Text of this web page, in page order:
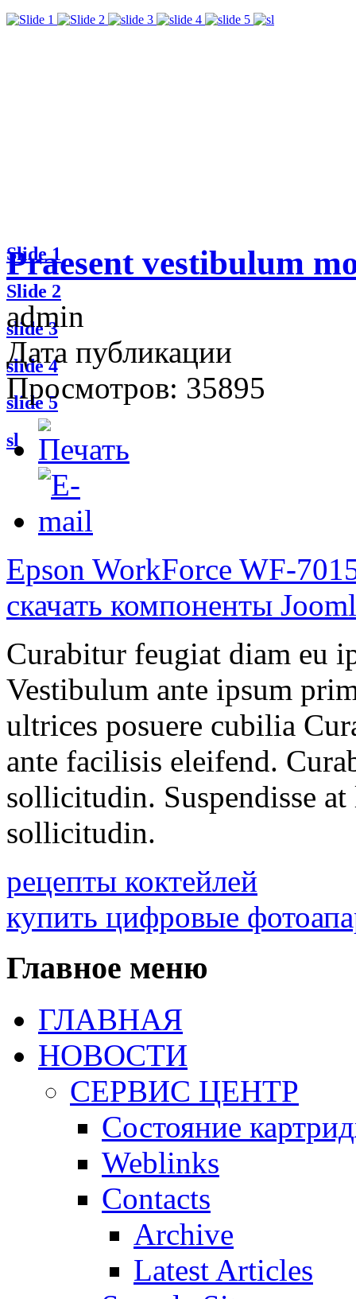
Slide 1
Slide 2
slide 3
slide 4
slide 5
sl
Praesent vestibulum
admin
Дата публикации
Просмотров: 35895
Epson WorkForce WF-
скачать компоненты
Curabitur feugiat diam eu
Vestibulum ante ipsum
ultrices posuere cubilia
ante facilisis eleifend.
sollicitudin. Suspendisse at
sollicitudin.
рецепты коктейлей
купить цифровые
Главное меню
ГЛАВНАЯ
НОВОСТИ
СЕРВИС ЦЕНТР
Состояние
Weblinks
Contacts
Archive
Latest Articles